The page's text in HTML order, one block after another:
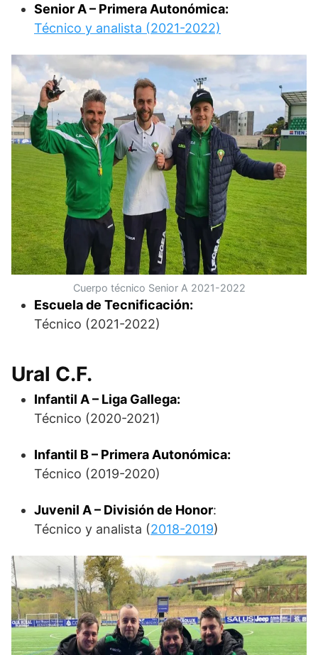
Senior A – Primera Autonómica:
Técnico y analista (2021-2022)
Cuerpo técnico Senior A 2021-2022
Escuela de Tecnificación:
Técnico (2021-2022)
Ural C.F.
Infantil A – Liga Gallega:
Técnico (2020-2021)
Infantil B – Primera Autonómica:
Técnico (2019-2020)
Juvenil A – División de Honor:
Técnico y analista (2018-2019)